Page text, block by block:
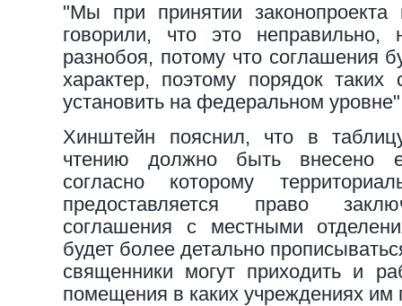
"Мы при принятии
говорили, что это
разнобоя, потому что соглашения
характер, поэтому порядок таких
установить на федеральном
Хинштейн пояснил, что в
чтению должно быть внесено
согласно которому
предоставляется право
соглашения с местными
будет более детально
священники могут приходить и
помещения в каких учреждениях им